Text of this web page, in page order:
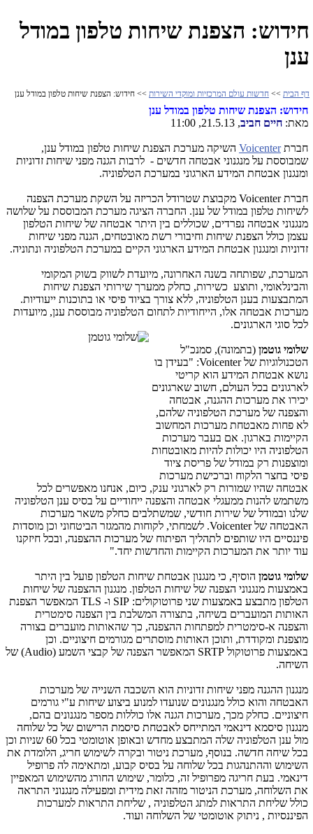
חידוש: הצפנת שיחות טלפון במודל
ענן
דף הבית >> חדשות עולם המרכזיות ומוקדי השירות >> חידוש: הצפנת שיחות טלפון במודל ענן
חידוש: הצפנת שיחות טלפון במודל ענן
מאת: חיים חביב, 21.5.13, 11:00
חברתVoicenter השיקה מערכת הצפנת שיחות טלפון במודל ענן,
שמבוססת על מנגנוני אבטחה חדשים - לרבות הגנה מפני שיחות זדוניות
ומנגנון אבטחת המידע הארגוני במערכת הטלפוניה.
חברתVoicenter מקבוצת שטרודל הכריזה על השקת מערכת הצפנה
לשיחות טלפון במודל של ענן. החברה הציגה מערכת המבוססת על שלושה
מנגנוני אבטחה נפרדים, שכוללים בין היתר אבטחה של שיחות הטלפון
עצמן כולל הצפנת שיחות וחיבורי רשת מאובטחים, הגנה מפני שיחות
זדוניות ומנגנון אבטחת המידע הארגוני הקיים במערכת הטלפוניה ונתוניה.
המערכת, שפותחה בשנה האחרונה, מיועדת לשווק בשוק המקומי
והבינלאומי, ותוצע כשירות, כחלק ממערך שירותי הצפנת שיחות
המתבצעות בענן הטלפוניה, ללא צורך בציוד פיסי או בתוכנות ייעודיות.
מערכות אבטחה אלו, הייחודיות לתחום הטלפוניה מבוססת ענן, מיועדות
לכל סוגי הארגונים.
שלומי גוטמן (בתמונה), סמנכ"ל
הטכנולוגיות שלVoicenter: "בעידן בו
נושא אבטחת המידע הוא קריטי
לארגונים בכל העולם, חשוב שארגונים
יכירו את מערכות ההגנה, אבטחה
והצפנה של מערכת הטלפוניה שלהם,
לא פחות מאבטחת מערכות המחשוב
הקיימות בארגון. אם בעבר מערכות
הטלפוניה היו יכולות להיות מאובטחות
ומוצפנות רק במודל של פריסת ציוד
פיסי בחצר הלקוח וברכישת מערכות
אבטחה שהיו שמורות רק לארגוני ענק, כיום, אנחנו מאפשרים לכל
משתמש להנות ממעגלי אבטחה והצפנה ייחודיים על בסיס ענן הטלפוניה
שלנו ובמודל של שירות חודשי, שמשתלבים כחלק משאר מערכות
האבטחה שלVoicenter. לשמחתי, לקוחות מהמגזר הביטחוני וכן מוסדות
פיננסיים היו שותפים לתהליך הפיתוח של מערכות ההצפנה, ובכל חיזקנו
עוד יותר את המערכות הקיימות והחדשות יחד."
שלומי גוטמן הוסיף, כי מנגנון אבטחת שיחות הטלפון פועל בין היתר
באמצעות מנגנוני הצפנה של שיחות הטלפון. מנגנון ההצפנה של שיחות
הטלפון מתבצע באמצעות שני פרוטוקולים: SIP ו- TLS המאפשר הצפנת
האותות המועברים בשיחה, בתצורה המשלבת בין הצפנה סימטרית
והצפנה א-סימטרית למפתחות ההצפנה, כך שהאותות מועברים בצורה
מוצפנת ומקודדת, ותוכן האותות מוסתרים מגורמים חיצוניים. וכן
באמצעות פרוטוקול SRTP המאפשר הצפנה של קבצי השמע (Audio) של
השיחה.
מנגנון ההגנה מפני שיחות זדוניות הוא השכבה השנייה של מערכות
האבטחה והוא כולל מנגנונים שנועדו למנוע ביצוע שיחות ע"י גורמים
חיצוניים. כחלק מכך, מערכות הגנה אלו כוללות מספר מנגנונים בהם,
מנגנון סיסמא דינאמי המתייחס לאבטחת סיסמת הרישום של כל שלוחה
מול ענן הטלפוניה שלה המתבצע מחדש ובאופן אוטומטי בכל 60 שניות וכן
בכל שיחה חדשה. בנוסף, מערכת ניטור ובקרה לשימוש חריג, הלומדת את
השימוש וההתנהגות בכל שלוחה על בסיס קבוע, ומתאימה לה פרופיל
דינאמי. בעת חריגה מפרופיל זה, כלומר, שימוש החורג מהשימוש המאפיין
את השלוחה, מערכת הניטור מזהה זאת מידית ומפעילה מנגנוני התראה
כולל שליחת התראות למתג הטלפוניה , שליחת התראות למערכות
הפיננסיות , ניתוק אוטומטי של השלוחה ועוד.